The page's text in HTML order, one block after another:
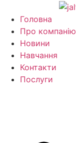
вмісту
Головна
Про компанію
Новини
Навчання
Контакти
Послуги